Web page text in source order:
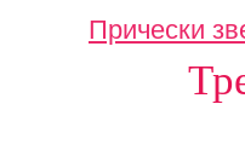
Прически